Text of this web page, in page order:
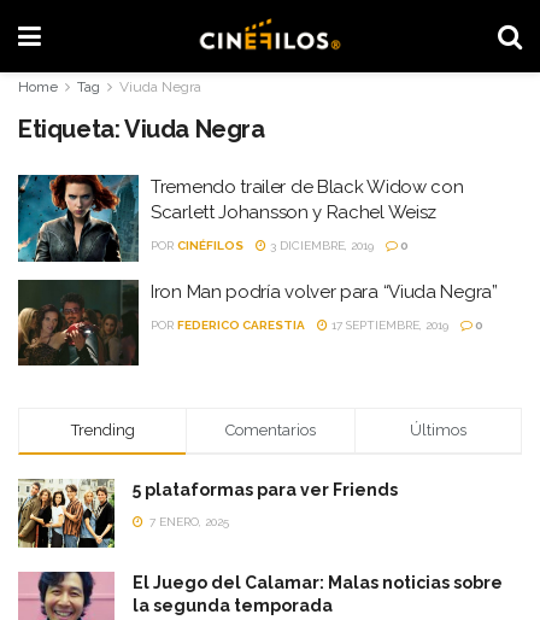
Home Tag Viuda Negra
Etiqueta:Viuda Negra
Tremendo trailer de Black Widow con
Scarlett Johansson y Rachel Weisz
POR CINÉFILOS 3 DICIEMBRE, 2019 0
Iron Man podría volver para “Viuda Negra”
POR FEDERICO CARESTIA 17 SEPTIEMBRE, 2019 0
Trending Comentarios Últimos
5 plataformas para ver Friends
7 ENERO, 2025
El Juego del Calamar: Malas noticias sobre
la segunda temporada